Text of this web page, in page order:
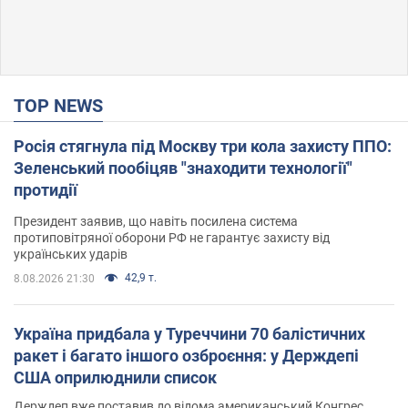
TOP NEWS
Росія стягнула під Москву три кола захисту ППО:
Зеленський пообіцяв "знаходити технології"
протидії
Президент заявив, що навіть посилена система
протиповітряної оборони РФ не гарантує захисту від
українських ударів
8.08.2026 21:30 42,9 т.
Україна придбала у Туреччини 70 балістичних
ракет і багато іншого озброєння: у Держдепі
США оприлюднили список